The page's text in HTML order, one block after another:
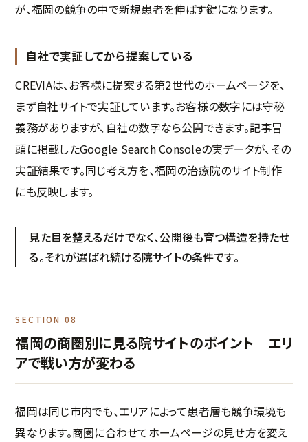
が、福岡の競争の中で新規患者を伸ばす鍵になります。
自社で実証してから提案している
CREVIAは、お客様に提案する第2世代のホームページを、
まず自社サイトで実証しています。お客様の数字には守秘
義務がありますが、自社の数字なら公開できます。記事冒
頭に掲載したGoogle Search Consoleの実データが、その
実証結果です。同じ考え方を、福岡の治療院のサイト制作
にも反映します。
見た目を整えるだけでなく、公開後も育つ構造を持たせ
る。それが選ばれ続ける院サイトの条件です。
SECTION 08
福岡の商圏別に見る院サイトのポイント｜エリ
アで戦い方が変わる
福岡は同じ市内でも、エリアによって患者層も競争環境も
異なります。商圏に合わせてホームページの見せ方を変え